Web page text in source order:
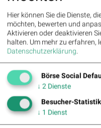
beiden Säulen
Market Making
den
Schweiz handelt
social.com/partner
Hier können Sie die Dienste,
möchten, bewerten und
Aktivieren oder deaktivieren
halten. Um mehr zu erfahren,
Datenschutzerklärung.
Börse Social
↓ 2 Dienste
Besucher-
↓ 1 Dienst